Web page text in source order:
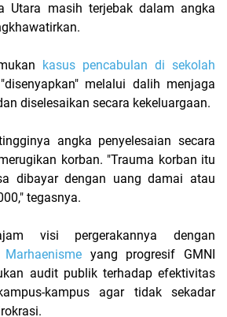
Utara masih terjebak dalam angka
kasus pencabulan di sekolah
melalui dalih menjaga
diselesaikan secara kekeluargaan.
angka penyelesaian secara
korban. "Trauma korban itu
dibayar dengan uang damai atau
tegasnya.
visi pergerakannya dengan
Marhaenisme yang progresif GMNI
audit publik terhadap efektivitas
kampus agar tidak sekadar